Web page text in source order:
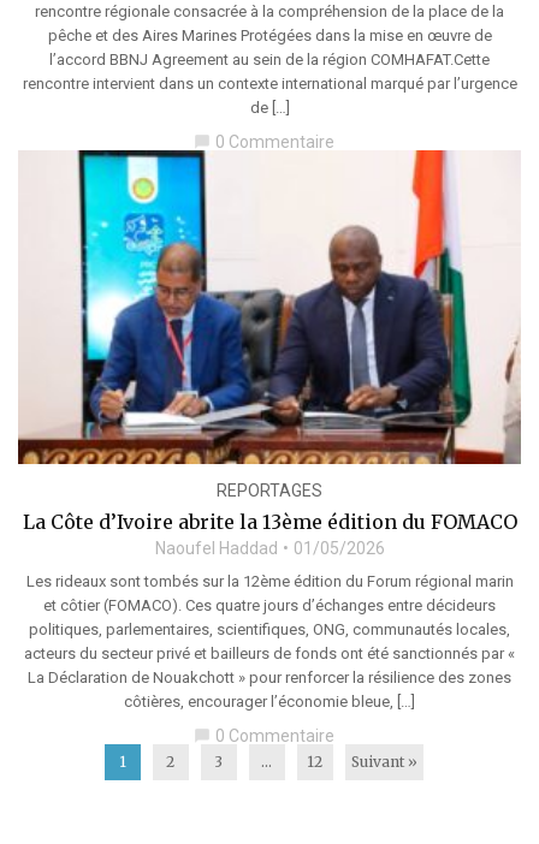
rencontre régionale consacrée à la compréhension de la place de la
pêche et des Aires Marines Protégées dans la mise en œuvre de
l’accord BBNJ Agreement au sein de la région COMHAFAT.Cette
rencontre intervient dans un contexte international marqué par l’urgence
de […]
0 Commentaire
REPORTAGES
La Côte d’Ivoire abrite la 13ème édition du FOMACO
Naoufel Haddad 01/05/2026
Les rideaux sont tombés sur la 12ème édition du Forum régional marin
et côtier (FOMACO). Ces quatre jours d’échanges entre décideurs
politiques, parlementaires, scientifiques, ONG, communautés locales,
acteurs du secteur privé et bailleurs de fonds ont été sanctionnés par «
La Déclaration de Nouakchott » pour renforcer la résilience des zones
côtières, encourager l’économie bleue, […]
0 Commentaire
1 2 3 … 12 Suivant »